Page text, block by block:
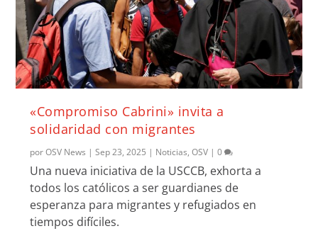
«Compromiso Cabrini» invita a
solidaridad con migrantes
porOSV News |Sep 23, 2025 | Noticias,OSV |0
Una nueva iniciativa de la USCCB, exhorta a
todos los católicos a ser guardianes de
esperanza para migrantes y refugiados en
tiempos difíciles.